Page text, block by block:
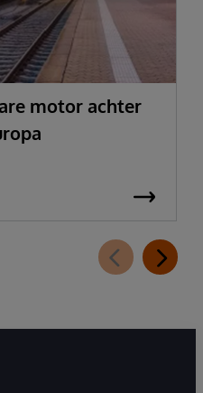
motor achter